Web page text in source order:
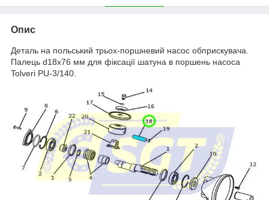
Опис
Деталь на польський трьох-поршневий насос обприскувача.
Палець d18х76 мм для фіксації шатуна в поршень насоса
Tolveri PU-3/140.